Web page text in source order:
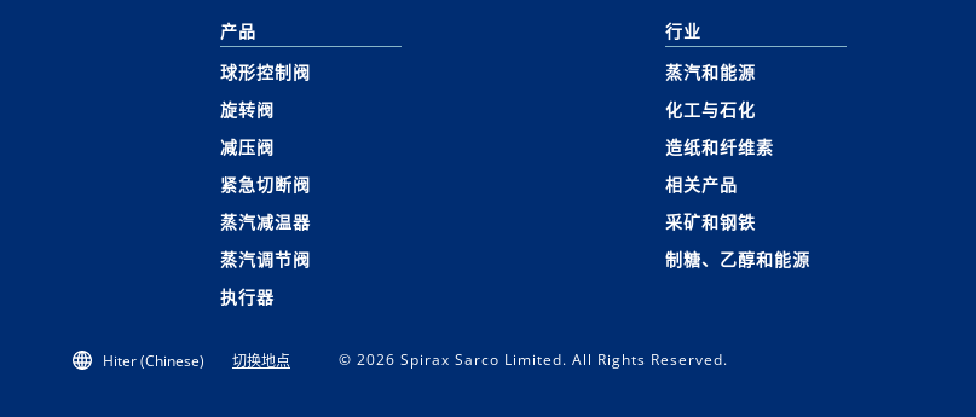
产品
球形控制阀
旋转阀
减压阀
紧急切断阀
蒸汽减温器
蒸汽调节阀
执行器
行业
蒸汽和能源
化工与石化
造纸和纤维素
相关产品
采矿和钢铁
制糖、乙醇和能源
Hiter (Chinese) 切换地点 © 2026 Spirax Sarco Limited. All Rights Reserved.